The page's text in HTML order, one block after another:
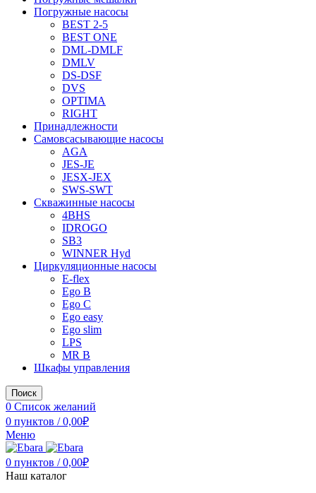
Погружные насосы
BEST 2-5
BEST ONE
DML-DMLF
DMLV
DS-DSF
DVS
OPTIMA
RIGHT
Принадлежности
Самовсасывающие насосы
AGA
JES-JE
JESX-JEX
SWS-SWT
Скважинные насосы
4BHS
IDROGO
SB3
WINNER Hyd
Циркуляционные насосы
E-flex
Ego B
Ego C
Ego easy
Ego slim
LPS
MR B
Шкафы управления
Поиск
0 Список желаний
0 пунктов / 0,00₽
Меню
0 пунктов / 0,00₽
Наш каталог